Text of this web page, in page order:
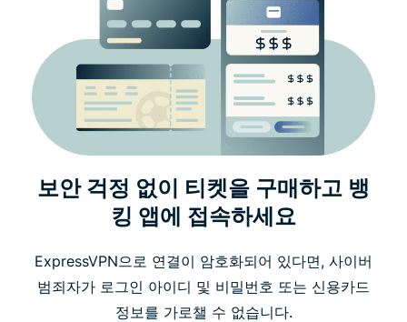
보안 걱정 없이 티켓을 구매하고 뱅
킹 앱에 접속하세요
ExpressVPN으로 연결이 암호화되어 있다면, 사이버
범죄자가 로그인 아이디 및 비밀번호 또는 신용카드
정보를 가로챌 수 없습니다.